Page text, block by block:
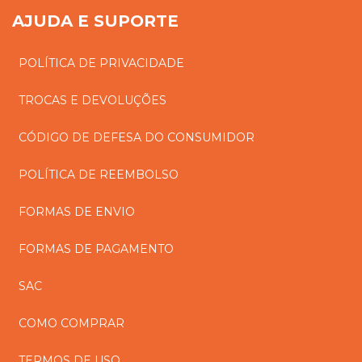
AJUDA E SUPORTE
POLÍTICA DE PRIVACIDADE
TROCAS E DEVOLUÇÕES
CÓDIGO DE DEFESA DO CONSUMIDOR
POLÍTICA DE REEMBOLSO
FORMAS DE ENVIO
FORMAS DE PAGAMENTO
SAC
COMO COMPRAR